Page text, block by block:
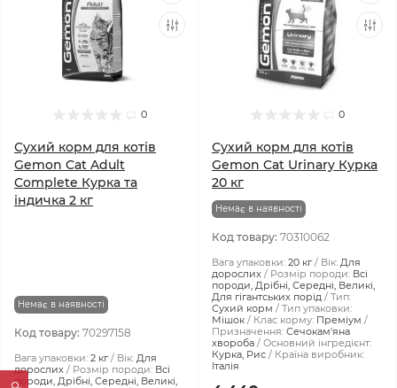
0
Сухий корм для котів
Gemon Cat Adult
Complete Курка та
індичка 2 кг
Немає в наявності
Код товару: 70297158
Вага упаковки: 2 кг Вік: Для
дорослих
Розмір породи: Всі
породи, Дрібні, Середні, Великі,
0
Сухий корм для котів
Gemon Cat Urinary Курка
20 кг
Немає в наявності
Код товару: 70310062
Вага упаковки: 20 кг Вік: Для
дорослих
Розмір породи: Всі
породи, Дрібні, Середні, Великі,
Для гігантських порід
Тип:
Сухий корм
Тип упаковки:
Мішок
Клас корму: Преміум
Призначення: Сечокам'яна
хвороба
Основний інгредієнт:
Курка, Рис
Країна виробник:
Італія